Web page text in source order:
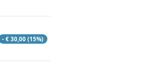
- € 30,00 (15%)